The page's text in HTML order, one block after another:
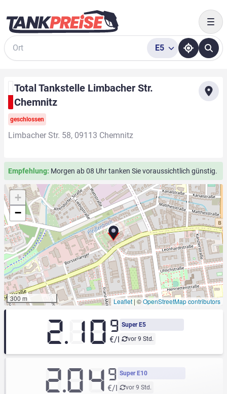
Suche
E5
Total Tankstelle Limbacher Str.
Chemnitz
geschlossen
Limbacher Str. 58, 09113 Chemnitz
Empfehlung: Morgen ab 08 Uhr tanken Sie voraussichtlich günstig.
+
−
300 m Leaflet | ©OpenStreetMap contributors
Super E5
vor 9 Std.
2.10 9
€/l
Super E10
vor 9 Std.
2.049
€/l